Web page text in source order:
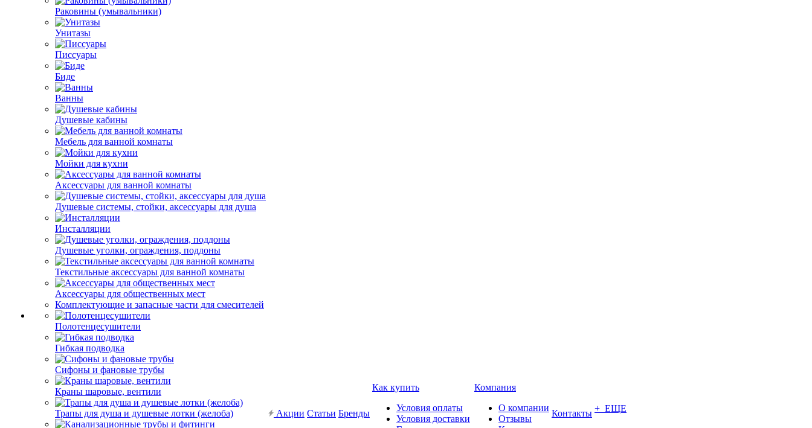
Раковины (умывальники)
Унитазы
Писсуары
Биде
Ванны
Душевые кабины
Мебель для ванной комнаты
Мойки для кухни
Аксессуары для ванной комнаты
Душевые системы, стойки, аксессуары для душа
Инсталляции
Душевые уголки, ограждения, поддоны
Текстильные аксессуары для ванной комнаты
Аксессуары для общественных мест
Комплектующие и запасные части для смесителей
Полотенцесушители
Гибкая подводка
Сифоны и фановые трубы
Краны шаровые, вентили
Трапы для душа и душевые лотки (желоба) Акции Статьи Бренды
Как купить
Условия оплаты
Условия доставки
Компания
О компании
Отзывы
Контакты + ЕЩЕ